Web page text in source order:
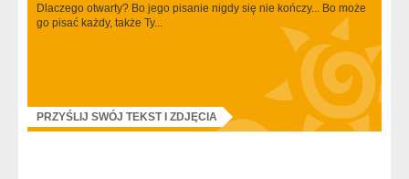
Dlaczego otwarty? Bo jego pisanie nigdy się nie kończy... Bo może
go pisać każdy, także Ty...
PRZYŚLIJ SWÓJ TEKST I ZDJĘCIA